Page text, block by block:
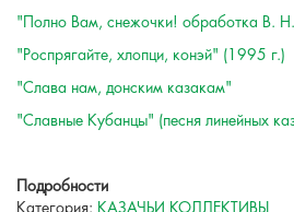
"Полно Вам, снежочки! обработка В.
"Роспрягайте, хлопци, конэй" (1995 г.)
"Слава нам, донским казакам"
"Славные Кубанцы" (песня линейных
Подробности